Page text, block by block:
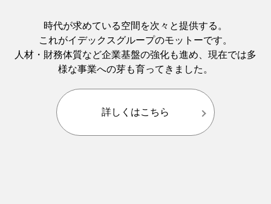
時代が求めている空間を次々と提供する。
これがイデックスグループのモットーです。
人材・財務体質など企業基盤の強化も進め、現在では多
様な事業への芽も育ってきました。
詳しくはこちら